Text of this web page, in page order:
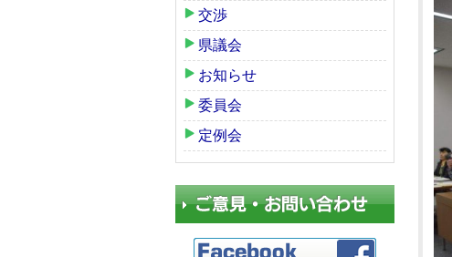
交渉
県議会
お知らせ
委員会
定例会